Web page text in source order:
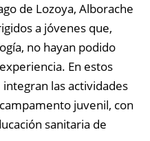
de Lozoya, Alborache
a jóvenes que,
no hayan podido
En estos
las actividades
juvenil, con
sanitaria de